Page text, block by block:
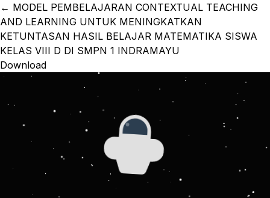
← Return to Article Details
MODEL PEMBELAJARAN CONTEXTUAL TEACHING
AND LEARNING UNTUK MENINGKATKAN
KETUNTASAN HASIL BELAJAR MATEMATIKA SISWA
KELAS VIII D DI SMPN 1 INDRAMAYU
Download